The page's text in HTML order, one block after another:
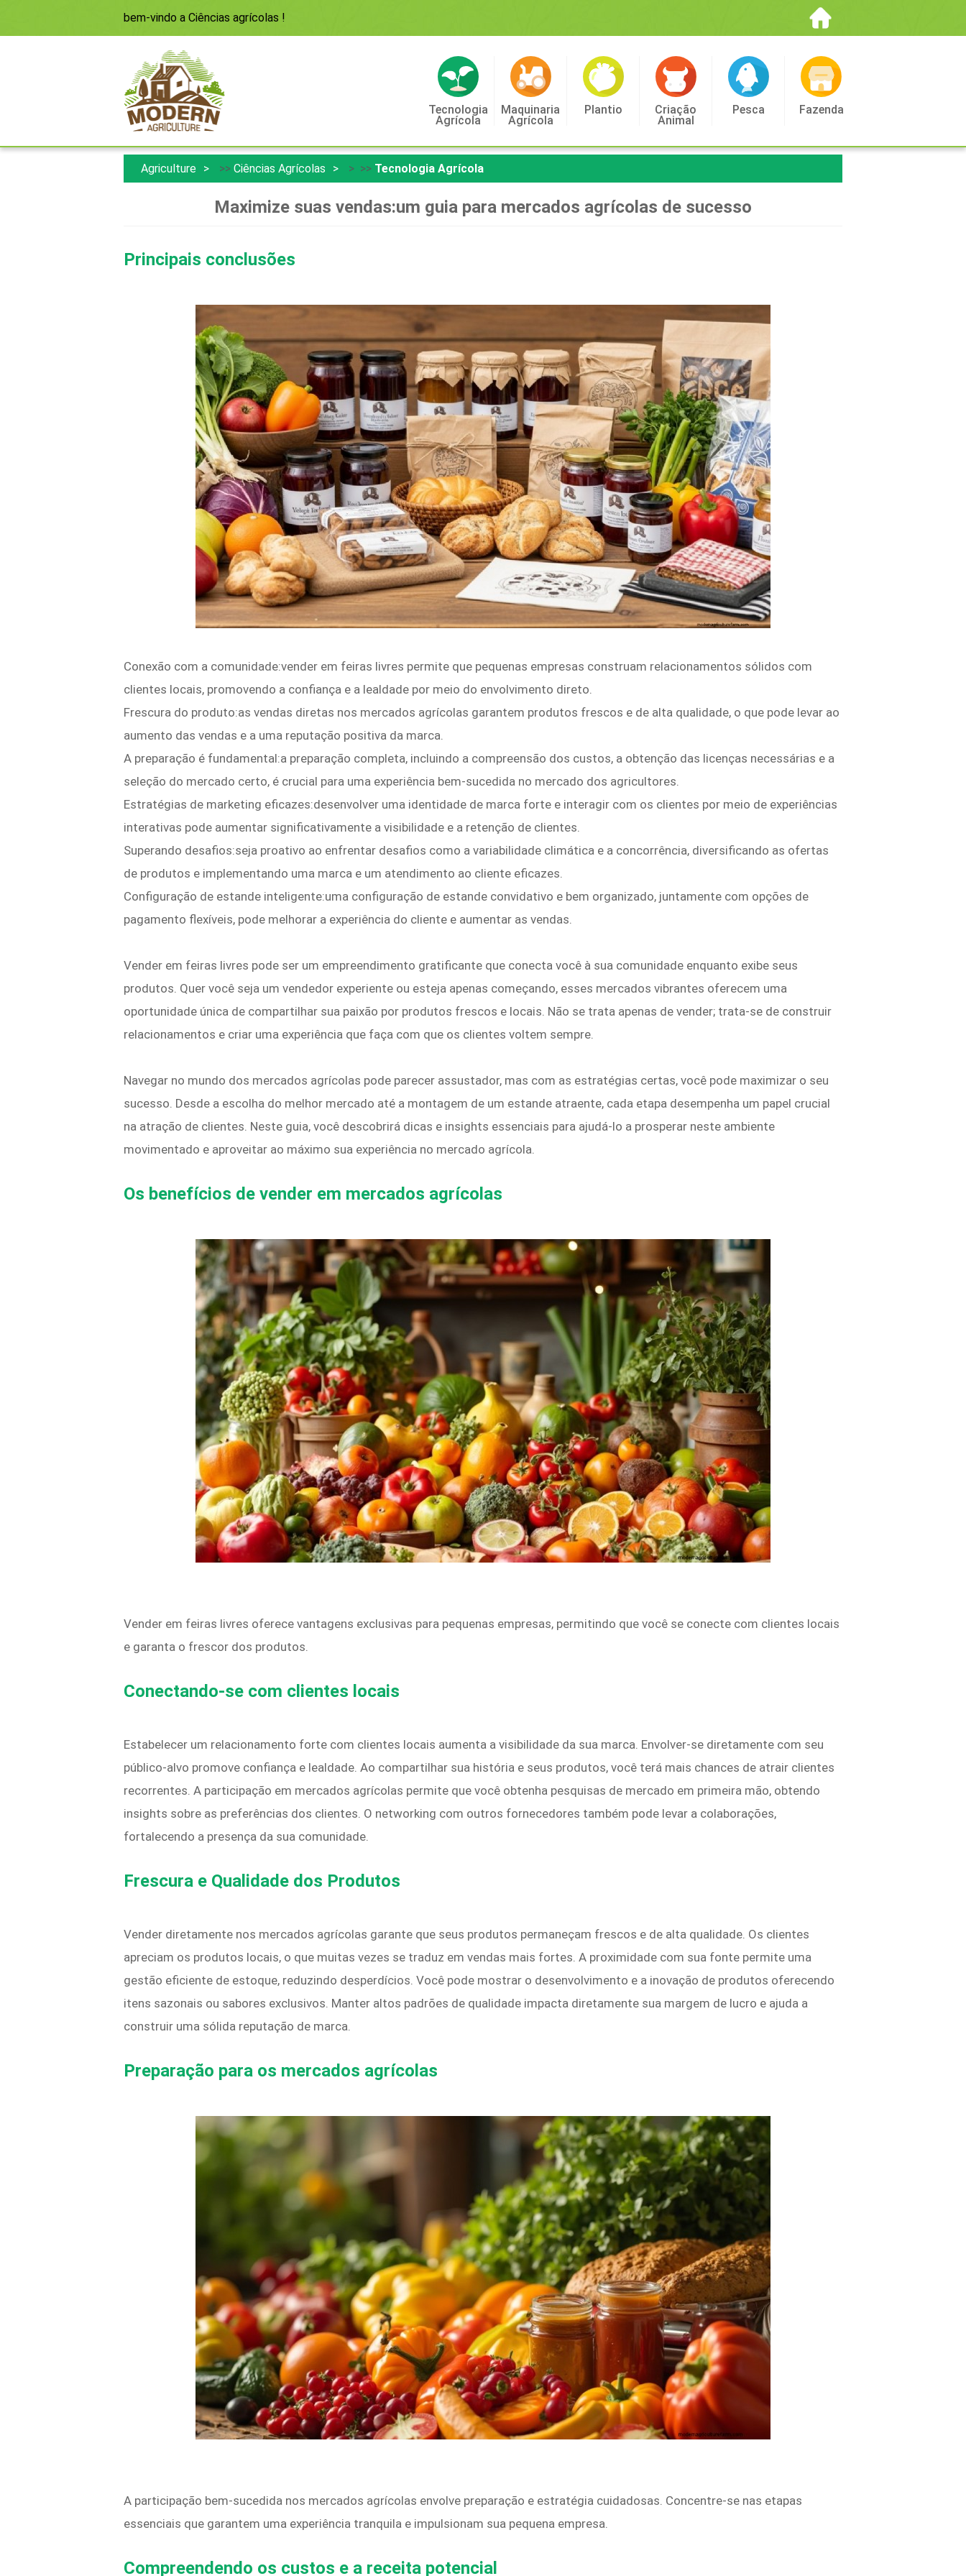
bem-vindo a Ciências agrícolas !
Tecnologia
Agrícola
Maquinaria
Agrícola
Plantio Criação
Animal
Pesca Fazenda
Agriculture >> Ciências Agrícolas > >> Tecnologia Agrícola
Maximize suas vendas:um guia para mercados agrícolas de sucesso
Principais conclusões
Conexão com a comunidade:vender em feiras livres permite que pequenas empresas construam relacionamentos sólidos com
clientes locais, promovendo a confiança e a lealdade por meio do envolvimento direto.
Frescura do produto:as vendas diretas nos mercados agrícolas garantem produtos frescos e de alta qualidade, o que pode levar ao
aumento das vendas e a uma reputação positiva da marca.
A preparação é fundamental:a preparação completa, incluindo a compreensão dos custos, a obtenção das licenças necessárias e a
seleção do mercado certo, é crucial para uma experiência bem-sucedida no mercado dos agricultores.
Estratégias de marketing eficazes:desenvolver uma identidade de marca forte e interagir com os clientes por meio de experiências
interativas pode aumentar significativamente a visibilidade e a retenção de clientes.
Superando desafios:seja proativo ao enfrentar desafios como a variabilidade climática e a concorrência, diversificando as ofertas
de produtos e implementando uma marca e um atendimento ao cliente eficazes.
Configuração de estande inteligente:uma configuração de estande convidativo e bem organizado, juntamente com opções de
pagamento flexíveis, pode melhorar a experiência do cliente e aumentar as vendas.
Vender em feiras livres pode ser um empreendimento gratificante que conecta você à sua comunidade enquanto exibe seus
produtos. Quer você seja um vendedor experiente ou esteja apenas começando, esses mercados vibrantes oferecem uma
oportunidade única de compartilhar sua paixão por produtos frescos e locais. Não se trata apenas de vender; trata-se de construir
relacionamentos e criar uma experiência que faça com que os clientes voltem sempre.
Navegar no mundo dos mercados agrícolas pode parecer assustador, mas com as estratégias certas, você pode maximizar o seu
sucesso. Desde a escolha do melhor mercado até a montagem de um estande atraente, cada etapa desempenha um papel crucial
na atração de clientes. Neste guia, você descobrirá dicas e insights essenciais para ajudá-lo a prosperar neste ambiente
movimentado e aproveitar ao máximo sua experiência no mercado agrícola.
Os benefícios de vender em mercados agrícolas
Vender em feiras livres oferece vantagens exclusivas para pequenas empresas, permitindo que você se conecte com clientes locais
e garanta o frescor dos produtos.
Conectando-se com clientes locais
Estabelecer um relacionamento forte com clientes locais aumenta a visibilidade da sua marca. Envolver-se diretamente com seu
público-alvo promove confiança e lealdade. Ao compartilhar sua história e seus produtos, você terá mais chances de atrair clientes
recorrentes. A participação em mercados agrícolas permite que você obtenha pesquisas de mercado em primeira mão, obtendo
insights sobre as preferências dos clientes. O networking com outros fornecedores também pode levar a colaborações,
fortalecendo a presença da sua comunidade.
Frescura e Qualidade dos Produtos
Vender diretamente nos mercados agrícolas garante que seus produtos permaneçam frescos e de alta qualidade. Os clientes
apreciam os produtos locais, o que muitas vezes se traduz em vendas mais fortes. A proximidade com sua fonte permite uma
gestão eficiente de estoque, reduzindo desperdícios. Você pode mostrar o desenvolvimento e a inovação de produtos oferecendo
itens sazonais ou sabores exclusivos. Manter altos padrões de qualidade impacta diretamente sua margem de lucro e ajuda a
construir uma sólida reputação de marca.
Preparação para os mercados agrícolas
A participação bem-sucedida nos mercados agrícolas envolve preparação e estratégia cuidadosas. Concentre-se nas etapas
essenciais que garantem uma experiência tranquila e impulsionam sua pequena empresa.
Compreendendo os custos e a receita potencial